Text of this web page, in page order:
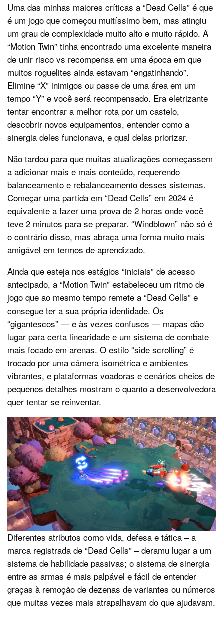
Uma das minhas maiores críticas a “Dead Cells” é que
é um jogo que começou muitíssimo bem, mas atingiu
um grau de complexidade muito alto e muito rápido. A
“Motion Twin” tinha encontrado uma excelente maneira
de unir risco vs recompensa em uma época em que
muitos roguelites ainda estavam “engatinhando”.
Elimine “X” inimigos ou passe de uma área em um
tempo “Y” e você será recompensado. Era eletrizante
tentar encontrar a melhor rota por um castelo,
descobrir novos equipamentos, entender como a
sinergia deles funcionava, e qual delas priorizar.
Não tardou para que muitas atualizações começassem
a adicionar mais e mais conteúdo, requerendo
balanceamento e rebalanceamento desses sistemas.
Começar uma partida em “Dead Cells” em 2024 é
equivalente a fazer uma prova de 2 horas onde você
teve 2 minutos para se preparar. “Windblown” não só é
o contrário disso, mas abraça uma forma muito mais
amigável em termos de aprendizado.
Ainda que esteja nos estágios “iniciais” de acesso
antecipado, a “Motion Twin” estabeleceu um ritmo de
jogo que ao mesmo tempo remete a “Dead Cells” e
consegue ter a sua própria identidade. Os
“gigantescos” — e às vezes confusos — mapas dão
lugar para certa linearidade e um sistema de combate
mais focado em arenas. O estilo “side scrolling” é
trocado por uma câmera isométrica e ambientes
vibrantes, e plataformas voadoras e cenários cheios de
pequenos detalhes mostram o quanto a desenvolvedora
quer tentar se reinventar.
Diferentes atributos como vida, defesa e tática – a
marca registrada de “Dead Cells” – deramu lugar a um
sistema de habilidade passivas; o sistema de sinergia
entre as armas é mais palpável e fácil de entender
graças à remoção de dezenas de variantes ou números
que muitas vezes mais atrapalhavam do que ajudavam.